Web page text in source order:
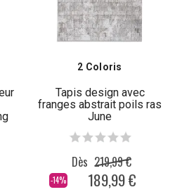
2 Coloris
Tapis design avec
franges abstrait poils ras
June
-14%
Dès 219,99 €
189,99 €